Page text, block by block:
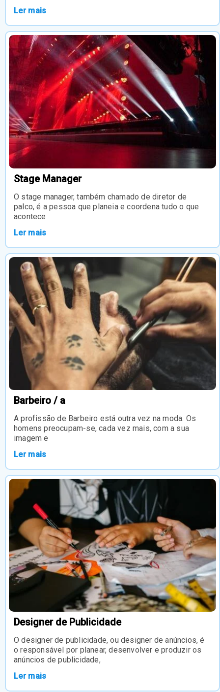
Ler mais
Stage Manager
O stage manager, também chamado de diretor de
palco, é a pessoa que planeia e coordena tudo o que
acontece
Ler mais
Barbeiro / a
A profissão de Barbeiro está outra vez na moda. Os
homens preocupam-se, cada vez mais, com a sua
imagem e
Ler mais
Designer de Publicidade
O designer de publicidade, ou designer de anúncios, é
o responsável por planear, desenvolver e produzir os
anúncios de publicidade,
Ler mais